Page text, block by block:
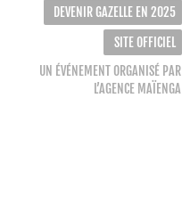
DEVENIR GAZELLE EN 2025
SITE OFFICIEL
UN ÉVÉNEMENT ORGANISÉ PAR
L’AGENCE MAÏENGA